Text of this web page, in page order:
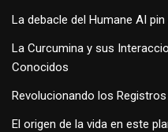
La debacle del Humane AI
La Curcumina y sus
Conocidos
Revolucionando los
El origen de la vida en este